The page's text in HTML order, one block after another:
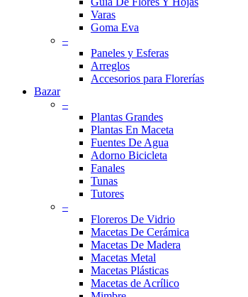
Varas
Goma Eva
–
Paneles y Esferas
Arreglos
Accesorios para Florerías
Bazar
–
Plantas Grandes
Plantas En Maceta
Fuentes De Agua
Adorno Bicicleta
Fanales
Tunas
Tutores
–
Floreros De Vidrio
Macetas De Cerámica
Macetas De Madera
Macetas Metal
Macetas Plásticas
Macetas de Acrílico